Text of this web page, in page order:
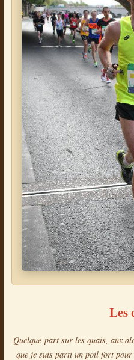
Les
Quelque-part sur les quais, aux
que je suis parti un poil fort